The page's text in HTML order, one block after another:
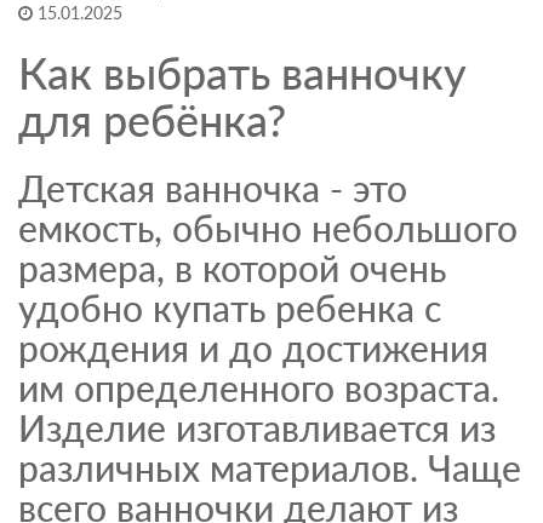
15.01.2025
Как выбрать ванночку
для ребёнка?
Детская ванночка - это
емкость, обычно небольшого
размера, в которой очень
удобно купать ребенка с
рождения и до достижения
им определенного возраста.
Изделие изготавливается из
различных материалов. Чаще
всего ванночки делают из